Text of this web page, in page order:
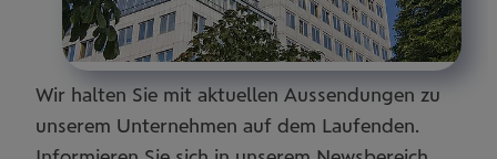
Wir halten Sie mit aktuellen Aussendungen zu
unserem Unternehmen auf dem Laufenden.